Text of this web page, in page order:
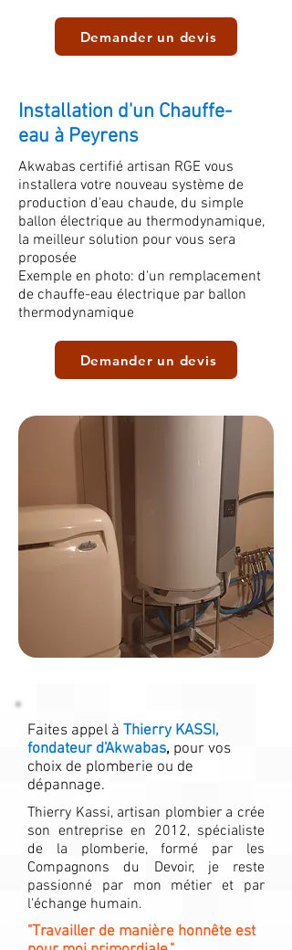
Demander un devis
Installation d'un Chauffe-
eau à Peyrens
Akwabas certifié artisan RGE vous
installera votre nouveau système de
production d'eau chaude, du simple
ballon électrique au thermodynamique,
la meilleur solution pour vous sera
proposée
Exemple en photo: d'un remplacement
de chauffe-eau électrique par ballon
thermodynamique
Demander un devis
Faites appel à Thierry KASSI,
fondateur d'Akwabas, pour vos
choix de plomberie ou de
dépannage.
Thierry Kassi, artisan plombier a crée
son entreprise en 2012, spécialiste
de la plomberie, formé par les
Compagnons du Devoir, je reste
passionné par mon métier et par
l'échange humain.
"Travailler de manière honnête est